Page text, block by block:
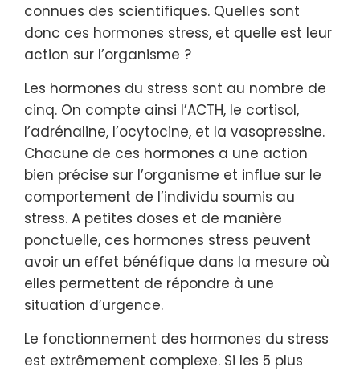
connues des scientifiques. Quelles sont
donc ces hormones stress, et quelle est leur
action sur l’organisme ?
Les hormones du stress sont au nombre de
cinq. On compte ainsi l’ACTH, le cortisol,
l’adrénaline, l’ocytocine, et la vasopressine.
Chacune de ces hormones a une action
bien précise sur l’organisme et influe sur le
comportement de l’individu soumis au
stress. A petites doses et de manière
ponctuelle, ces hormones stress peuvent
avoir un effet bénéfique dans la mesure où
elles permettent de répondre à une
situation d’urgence.
Le fonctionnement des hormones du stress
est extrêmement complexe. Si les 5 plus